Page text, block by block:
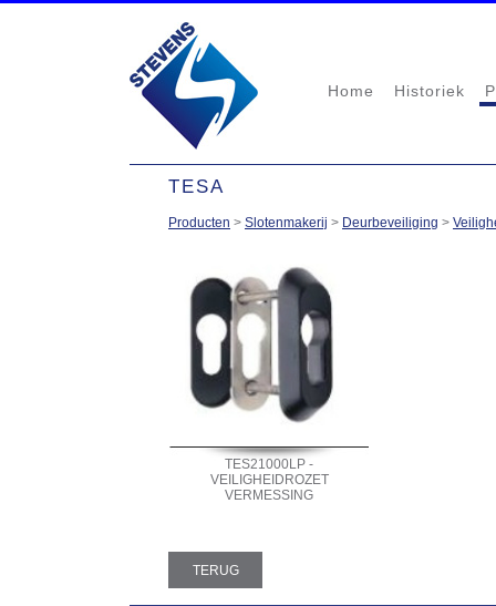
Home Historiek
TESA
Producten > Slotenmakerij > Deurbeveiliging >
TES21000LP -
VEILIGHEIDROZET
VERMESSING
TERUG